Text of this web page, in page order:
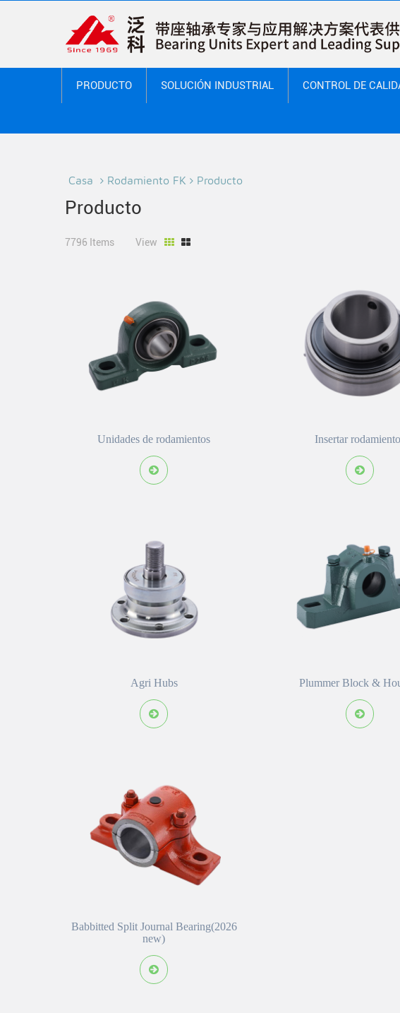
PRODUCTO SOLUCIÓN INDUSTRIAL CONTROL DE
Casa Rodamiento FK Producto
Producto
7796 Items View
Unidades de rodamientos Insertar
Agri Hubs Plummer Block &
Babbitted Split Journal Bearing(2026
new)